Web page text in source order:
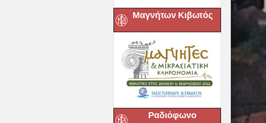
Μαγνήτων Κιβωτός
Ραδιόφωνο